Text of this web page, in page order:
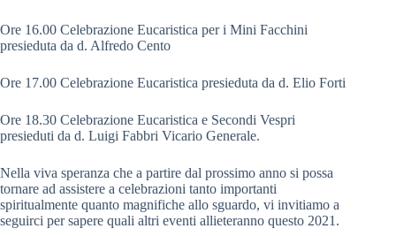
Ore 16.00 Celebrazione Eucaristica per i Mini Facchini
presieduta da d. Alfredo Cento
Ore 17.00 Celebrazione Eucaristica presieduta da d. Elio Forti
Ore 18.30 Celebrazione Eucaristica e Secondi Vespri
presieduti da d. Luigi Fabbri Vicario Generale.
Nella viva speranza che a partire dal prossimo anno si possa
tornare ad assistere a celebrazioni tanto importanti
spiritualmente quanto magnifiche allo sguardo, vi invitiamo a
seguirci per sapere quali altri eventi allieteranno questo 2021.